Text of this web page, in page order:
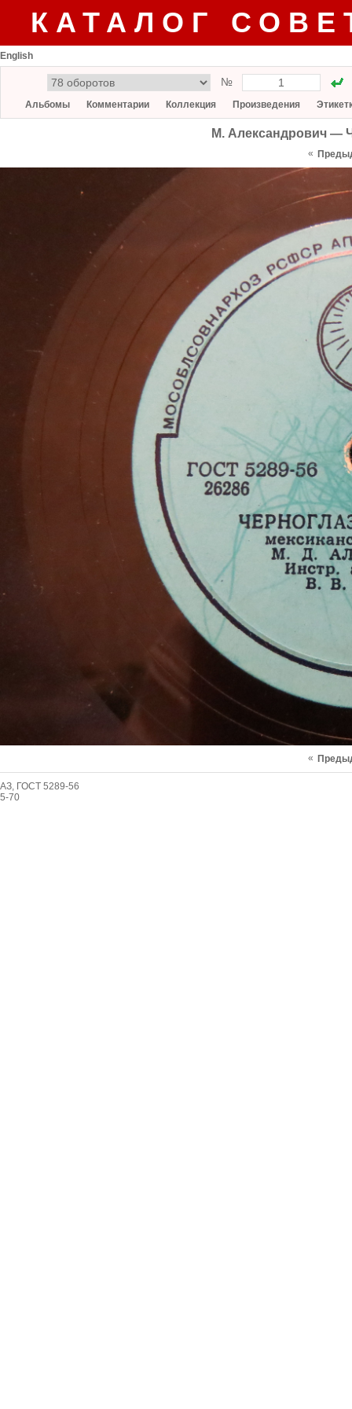
КАТАЛОГ
English
№
Альбомы Комментарии Коллекция Произведения
М. Александрович —
«
«
АЗ, ГОСТ 5289-56
5-70